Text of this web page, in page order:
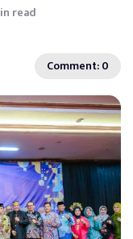
read
Comment: 0